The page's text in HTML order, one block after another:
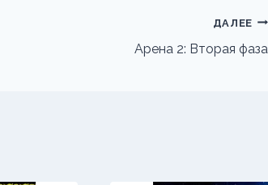
ДАЛЕЕ
Арена 2: Вторая фаза